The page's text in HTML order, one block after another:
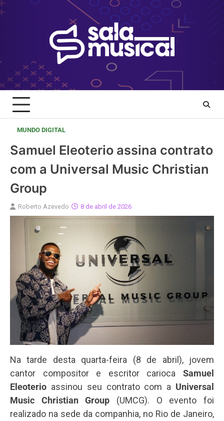
Skip
to
MUNDO DIGITAL
Samuel Eleoterio assina contrato
com a Universal Music Christian
Group
Roberto Azevedo 8 de abril de 2026
Na tarde desta quarta-feira (8 de abril), jovem
cantor compositor e escritor carioca Samuel
Eleoterio assinou seu contrato com a Universal
Music Christian Group (UMCG). O evento foi
realizado na sede da companhia, no Rio de Janeiro,